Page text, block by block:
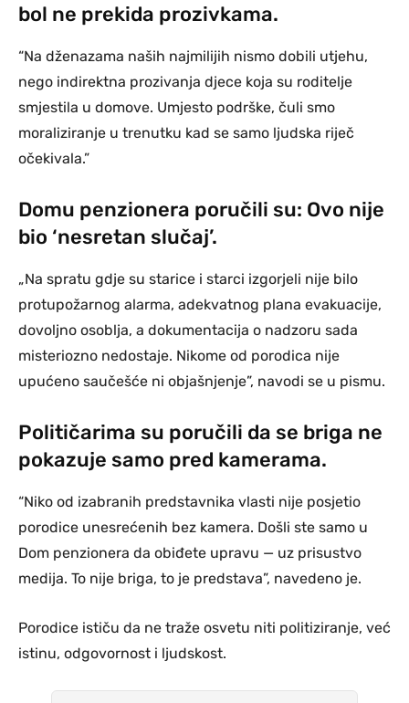
bol ne prekida prozivkama.
“Na dženazama naših najmilijih nismo dobili utjehu,
nego indirektna prozivanja djece koja su roditelje
smjestila u domove. Umjesto podrške, čuli smo
moraliziranje u trenutku kad se samo ljudska riječ
očekivala.”
Domu penzionera poručili su: Ovo nije
bio ‘nesretan slučaj’.
„Na spratu gdje su starice i starci izgorjeli nije bilo
protupožarnog alarma, adekvatnog plana evakuacije,
dovoljno osoblja, a dokumentacija o nadzoru sada
misteriozno nedostaje. Nikome od porodica nije
upućeno saučešće ni objašnjenje”, navodi se u pismu.
Političarima su poručili da se briga ne
pokazuje samo pred kamerama.
“Niko od izabranih predstavnika vlasti nije posjetio
porodice unesrećenih bez kamera. Došli ste samo u
Dom penzionera da obiđete upravu — uz prisustvo
medija. To nije briga, to je predstava”, navedeno je.
Porodice ističu da ne traže osvetu niti politiziranje, već
istinu, odgovornost i ljudskost.